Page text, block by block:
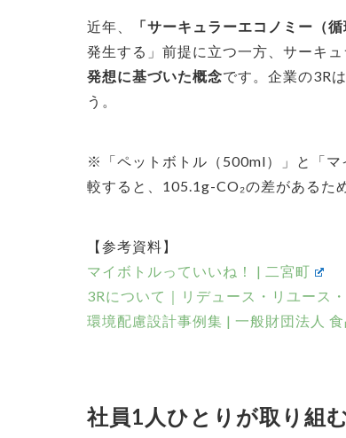
近年、 「サーキュラーエコノミー（循
発生する」前提に立つ一方、サーキ
発想に基づいた概念です。企業の3R
う。
※「ペットボトル（500ml）」と「マ
較すると、105.1g-CO₂の差があるた
【参考資料】
マイボトルっていいね！ | 二宮町
3Rについて｜リデュース・リユース
環境配慮設計事例集 | 一般財団法人
社員1人ひとりが取り組む